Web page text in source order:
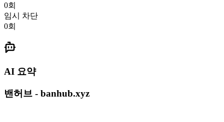
0회
임시 차단
0회
AI 요약
밴허브 - banhub.xyz